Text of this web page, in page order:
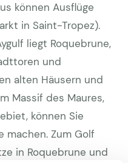
können Ausflüge
in Saint-Tropez).
liegt Roquebrune,
und
alten Häusern und
Massif des Maures,
können Sie
machen. Zum Golf
in Roquebrune und